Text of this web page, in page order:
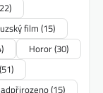
film(15)
Horor(30)
(51)
(15)